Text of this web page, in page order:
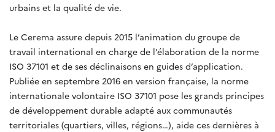
urbains et la qualité de vie.
Le Cerema assure depuis 2015 l’animation du groupe de
travail international en charge de l’élaboration de la norme
ISO 37101 et de ses déclinaisons en guides d’application.
Publiée en septembre 2016 en version française, la norme
internationale volontaire ISO 37101 pose les grands principes
de développement durable adapté aux communautés
territoriales (quartiers, villes, régions…), aide ces dernières à